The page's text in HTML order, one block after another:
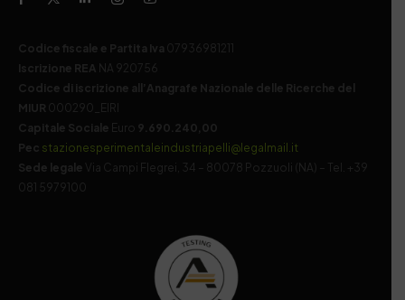
Codice fiscale e Partita Iva 07936981211
Iscrizione REA NA 920756
Codice di iscrizione all’Anagrafe Nazionale delle Ricerche del
MIUR 000290_EIRI
Capitale Sociale Euro 9.690.240,00
Pec stazionesperimentaleindustriapelli@legalmail.it
Sede legale
Via Campi Flegrei, 34 – 80078 Pozzuoli (NA) – Tel. +39
081 5979100